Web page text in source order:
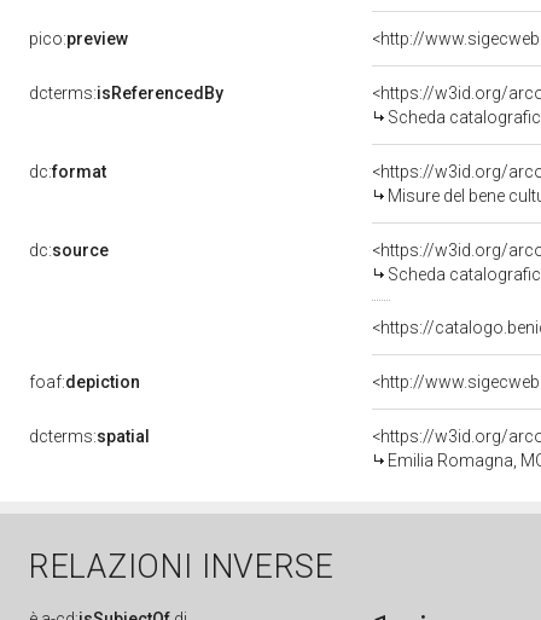
pico:preview <http://
dcterms:isReferencedBy
<https://w3id.org/
Scheda
dc:format
<https://w3id.org/
Misure del bene
dc:source
<https://w3id.org/
Scheda
<https://
foaf:depiction <http://
dcterms:spatial
<https://w3id.org/
Emilia Romagna,
RELAZIONI INVERSE